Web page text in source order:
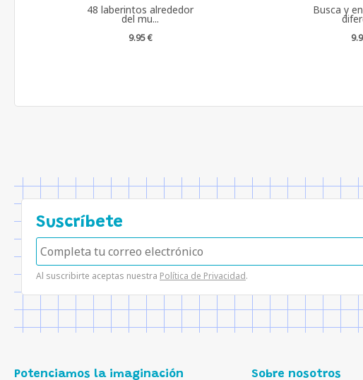
48 laberintos alrededor
del mu...
9.95 €
Busca y
Suscríbete
Al suscribirte aceptas nuestra Política de Privacidad.
Potenciamos la imaginación Sobre nosotros